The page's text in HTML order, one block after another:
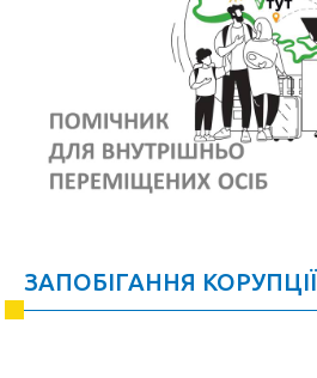
ЗАПОБІГАННЯ КОРУПЦІЇ